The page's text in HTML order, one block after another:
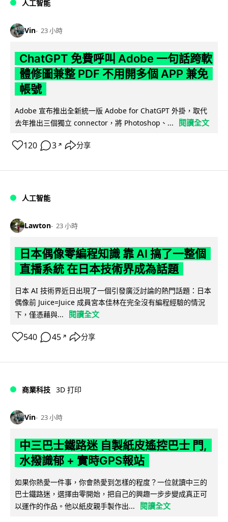
人工智能
Vin 23 小時
ChatGPT 免費呼叫 Adobe 一句話跨軟
體修圖兼整 PDF 不用開多個 APP 兼免
帳號
Adobe 宣布推出全新統一版 Adobe for ChatGPT 外掛，取代
去年推出三個獨立 connector，將 Photoshop、...
閱讀全文
120 3 ↗ 分享
人工智能
Lawton 23 小時
日本偶像零編程知識 靠 AI 搞了一整個
直播系統 在日本技術界成為話題
日本 AI 技術界近日出現了一個引發廣泛討論的熱門話題：日本
偶像前 Juice=Juice 成員宮本佳林在完全沒有編程經驗的情況
下，僅憑藉與...
閱讀全文
540 45 ↗ 分享
商業科技 3D 打印
Vin 23 小時
中三巴士鐵路迷 自製紙皮遙控巴士 門,
水撥識郁 + 實時GPS報站
如果你熱愛一件事，你會熱愛到怎樣的程度？一位就讀中三的
巴士鐵路迷，選擇由零開始，把自己的興趣一步步變成真正可
以運作的作品。他以紙皮親手製作出...
閱讀全文